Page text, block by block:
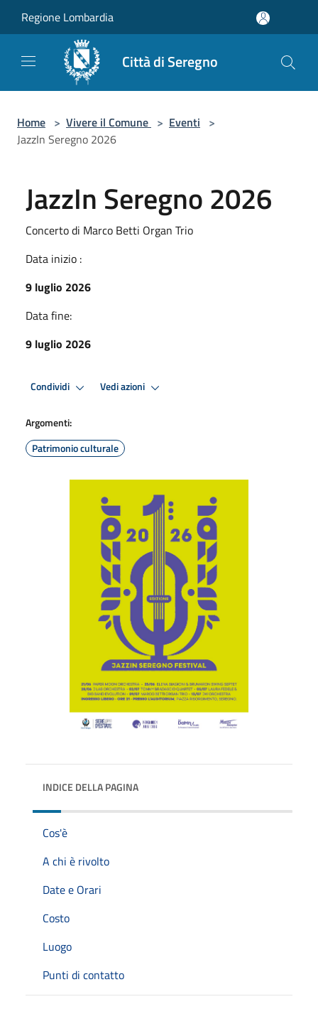
Regione Lombardia
Città di Seregno
Home > Vivere il Comune > Eventi >
JazzIn Seregno 2026
JazzIn Seregno 2026
Concerto di Marco Betti Organ Trio
Data inizio :
9 luglio 2026
Data fine:
9 luglio 2026
Condividi Vedi azioni
Argomenti:
Patrimonio culturale
INDICE DELLA PAGINA
Cos'è
A chi è rivolto
Date e Orari
Costo
Luogo
Punti di contatto